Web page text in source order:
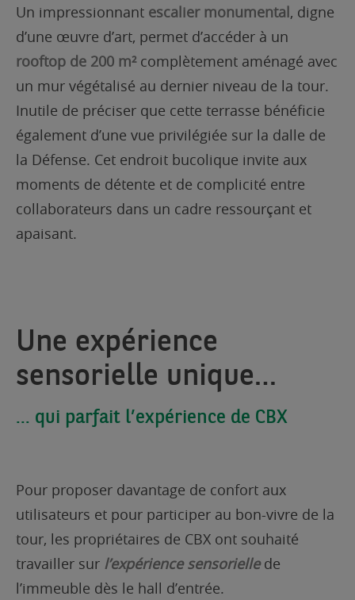
Un impressionnant escalier monumental, digne
d’une œuvre d’art, permet d’accéder à un
rooftop de 200 m² complètement aménagé avec
un mur végétalisé au dernier niveau de la tour.
Inutile de préciser que cette terrasse bénéficie
également d’une vue privilégiée sur la dalle de
la Défense. Cet endroit bucolique invite aux
moments de détente et de complicité entre
collaborateurs dans un cadre ressourçant et
apaisant.
Une expérience
sensorielle unique…
… qui parfait l’expérience de CBX
Pour proposer davantage de confort aux
utilisateurs et pour participer au bon-vivre de la
tour, les propriétaires de CBX ont souhaité
travailler sur l’expérience sensorielle de
l’immeuble dès le hall d’entrée.